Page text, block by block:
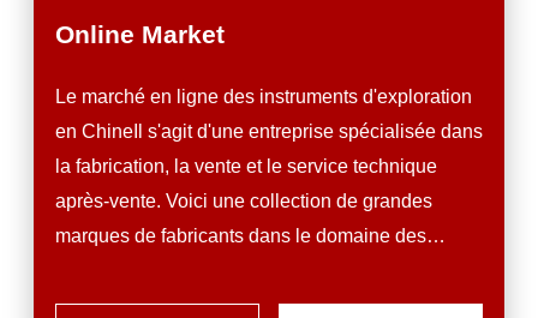
Online Market
Le marché en ligne des instruments d'exploration
en ChineIl s'agit d'une entreprise spécialisée dans
la fabrication, la vente et le service technique
après-vente. Voici une collection de grandes
marques de fabricants dans le domaine des
techniciens professionnels de haute qualité et